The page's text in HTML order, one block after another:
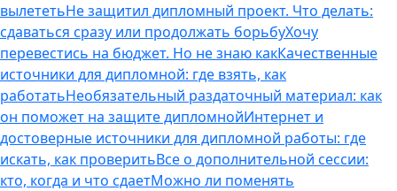
вылететьНе защитил дипломный проект. Что делать:
сдаваться сразу или продолжать борьбуХочу
перевестись на бюджет. Но не знаю какКачественные
источники для дипломной: где взять, как
работатьНеобязательный раздаточный материал: как
он поможет на защите дипломнойИнтернет и
достоверные источники для дипломной работы: где
искать, как проверитьВсе о дополнительной сессии:
кто, когда и что сдаетМожно ли поменять